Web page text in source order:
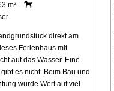
m²
direkt am
Ferienhaus mit
auf das Wasser. Eine
es nicht. Beim Bau und
wurde Wert auf viel